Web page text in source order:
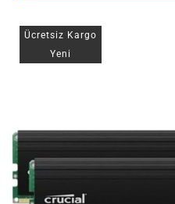
Ücretsiz Kargo
Yeni